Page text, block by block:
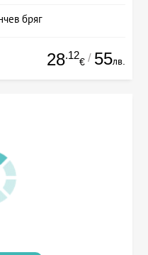
бряг
28.12
€ / 55лв.